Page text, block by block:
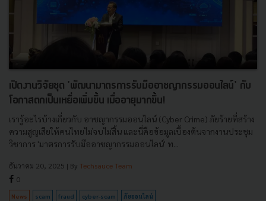
เปิดงานวิจัยชุด 'พัฒนามาตรการรับมืออาชญากรรมออนไลน์' กับ
โอกาสตกเป็นเหยื่อเพิ่มขึ้น เมื่ออายุมากขึ้น!
เรารู้อะไรบ้างเกี่ยวกับ อาชญากรรมออนไลน์​ (Cyber Crime) ภัยร้ายที่สร้าง
ความสูญเสียให้คนไทยไม่จบไม่สิ้น และนี่คือข้อมูลเบื้องต้นจากงานประชุม
วิชาการ 'มาตรการรับมืออาชญากรรมออนไลน์' ท...
ธันวาคม 20, 2025 | By Techsauce Team
0
News scam fraud cyber-scam ภัยออนไลน์